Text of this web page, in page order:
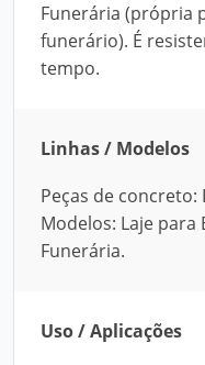
Funerária (própria
funerário). É
tempo.
Linhas / Modelos
Peças de concreto:
Modelos: Laje para
Funerária.
Uso / Aplicações